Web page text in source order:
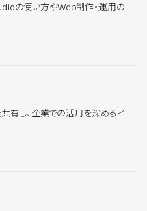
の使い方やWeb制作・運用の
有し、企業での活用を深めるイ